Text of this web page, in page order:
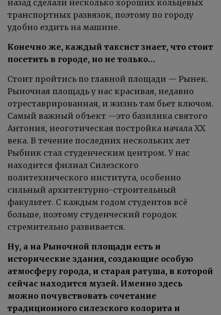
назад сделали несколько хороших кольцевых
транспортных развязок, поэтому по городу
удобно ездить на машине.
Конечно же, каждый таксист знает, что стоит
посетить в городе, но не только…
Стоит пройтись по главной площади — Рынек.
Рыночная площадь у нас красивая, недавно
отреставрированная, и жизнь там бьет ключом.
Самый важный объект —это базилика святого
Антония, неоготическая постройка начала XX
века. В течение последних нескольких лет
Рыбник стал студенческим центром. У нас
находится филиал Силезского
политехнического института, особенно
сильный архитектурно-строительный
факультет. С каждым годом студентов всё
больше, поэтому студенческий городок
стремительно развивается.
Ну, а на Рыночной площади есть и
исторические здания, создающие особую
атмосферу города, и старая ратуша, в которой
сейчас находится музей. Именно здесь
можно почувствовать сочетание
традиционного силезского колорита и